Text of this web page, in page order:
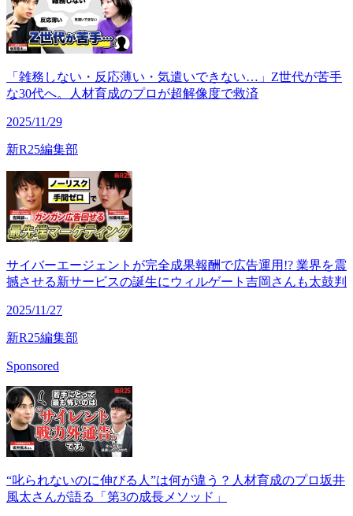
「雑務しない・反応薄い・気遣いできない…」Z世代が苦手
な30代へ。人材育成のプロが超解像度で救済
2025/11/29
新R25編集部
サイバーエージェントが完全成果報酬で広告運用!? 業界を震
撼させる新サービスの誕生にウィルゲート吉岡さんも太鼓判
2025/11/27
新R25編集部
Sponsored
“叱られないのに伸びる人”は何が違う？人材育成のプロ坂井
風太さんが語る「第3の成長メソッド」